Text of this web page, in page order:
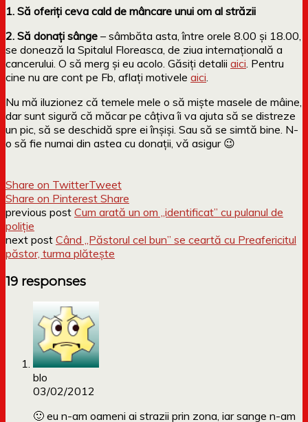
1. Să oferiți ceva cald de mâncare unui om al străzii
2. Să donați sânge – sâmbăta asta, între orele 8.00 și 18.00,
se donează la Spitalul Floreasca, de ziua internațională a
cancerului. O să merg și eu acolo. Găsiți detalii aici . Pentru
cine nu are cont pe Fb, aflați motivele aici
Nu mă iluzionez că temele mele o să miște masele de mâine,
dar sunt sigură că măcar pe câțiva îi va ajuta să se distreze
un pic, să se deschidă spre ei înșiși. Sau să se simtă bine. N-
o să fie numai din astea cu donații, vă asigur 😉
Share on TwitterTweet
Share on Pinterest Share
previous post Cum arată un om „identificat” cu pulanul de
poliție
next post Când „Păstorul cel bun” se ceartă cu Preafericitul
păstor, turma plătește
19 responses
blo
03/02/2012
🙂 eu n-am oameni ai strazii prin zona, iar sange n-am